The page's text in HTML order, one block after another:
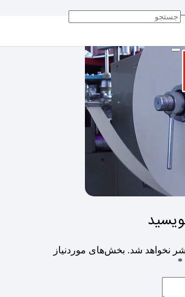
نخواهد شد. بخش‌های موردنیاز
*